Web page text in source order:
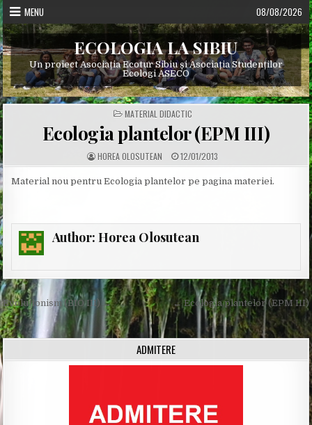
Skip
to
content
MENU 08/08/2026
ECOLOGIA LA SIBIU
Un proiect Asociația Ecotur Sibiu și Asociația Studenților
Ecologi ASECO
POSTED
IN
MATERIAL DIDACTIC
Ecologia plantelor (EPM III)
A
U
H
HOREA OLOSUTEAN P
U
L
D
A
12/01/2013
Material nou pentru Ecologia plantelor pe pagina materiei.
Author: Horea Olosutean
Post
navigation
← Ecologia plantelor (EPM III)
Evoluționism (BIO III) →
ADMITERE